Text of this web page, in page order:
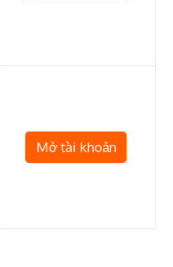
Mở tài khoản